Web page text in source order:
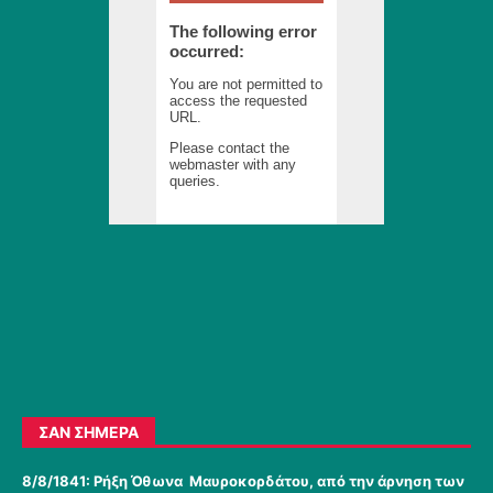
ΣΑΝ ΣΉΜΕΡΑ
8/8/1841: Ρήξη Όθωνα  Μαυροκορδάτου, από την άρνηση των